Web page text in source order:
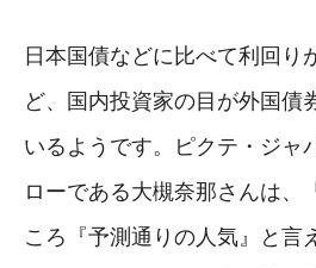
日本国債などに比べて利回り
ど、国内投資家の目が外国債
いるようです。ピクテ・ジャ
ローである大槻奈那さんは、
ころ『予測通りの人気』と言